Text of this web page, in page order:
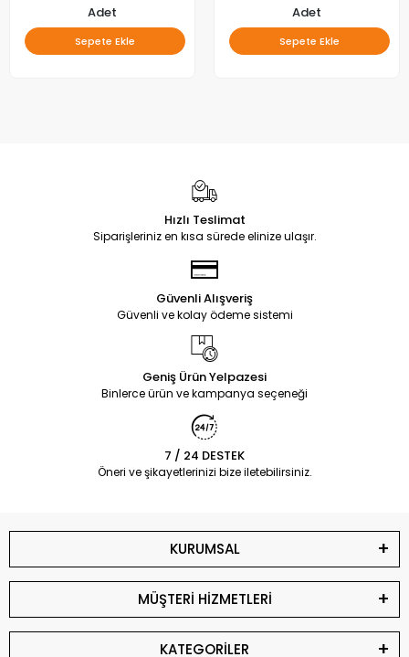
Adet
Sepete Ekle
Adet
Sepete Ekle
Hızlı Teslimat
Siparişleriniz en kısa sürede elinize ulaşır.
Güvenli Alışveriş
Güvenli ve kolay ödeme sistemi
Geniş Ürün Yelpazesi
Binlerce ürün ve kampanya seçeneği
7 / 24 DESTEK
Öneri ve şikayetlerinizi bize iletebilirsiniz.
KURUMSAL
MÜŞTERİ HİZMETLERİ
KATEGORİLER